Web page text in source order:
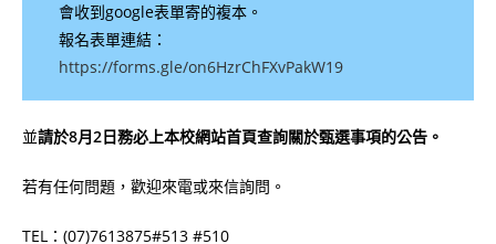
會收到google表單寄的複本。
報名表單連結：
https://forms.gle/on6HzrChFXvPakW19
並請於8月2日務必上本校網站首頁查詢關於甄選事項的公告。
若有任何問題，歡迎來電或來信詢問。
TEL：(07)7613875#513 #510